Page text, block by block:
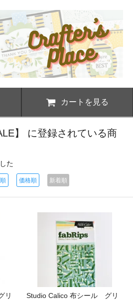
カートを見る
】 に登録されている商
た
価格順 新着順
リ
Studio Calico 布シール グリ